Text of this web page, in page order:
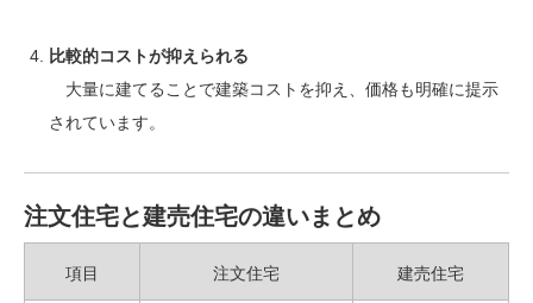
比較的コストが抑えられる
大量に建てることで建築コストを抑え、価格も明確に提示
されています。
注文住宅と建売住宅の違いまとめ
項目 注文住宅 建売住宅